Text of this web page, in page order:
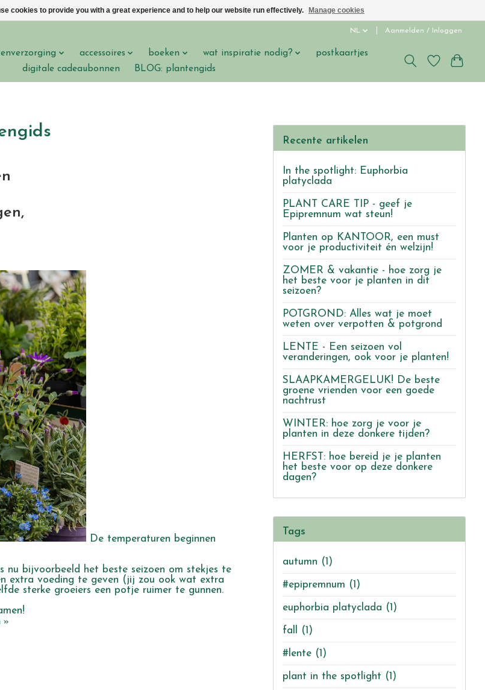
NL Aanmelden / Inloggen
accessoires boeken wat inspiratie nodig?
postkaartjes
digitale cadeaubonnen
BLOG: plantengids
De temperaturen beginnen
bijvoorbeeld het beste seizoen om stekjes te
extra voeding te geven (jij zou ook wat extra
sterke groeiers een potje ruimer te gunnen.
»
Recente artikelen
In the spotlight: Euphorbia
platyclada
PLANT CARE TIP - geef je
Epipremnum wat steun!
Planten op KANTOOR, een must
voor je productiviteit én welzijn!
ZOMER & vakantie - hoe zorg je
het beste voor je planten in dit
seizoen?
POTGROND: Alles wat je moet
weten over verpotten & potgrond
LENTE - Een seizoen vol
veranderingen, ook voor je planten!
SLAAPKAMERGELUK! De beste
groene vrienden voor een goede
nachtrust
WINTER: hoe zorg je voor je
planten in deze donkere tijden?
HERFST: hoe bereid je je planten
het beste voor op deze donkere
dagen?
Tags
autumn (1)
#epipremnum (1)
euphorbia platyclada (1)
fall (1)
#lente (1)
plant in the spotlight (1)
cookies to provide you with a great experience and to help our website run effectively. Manage cookies